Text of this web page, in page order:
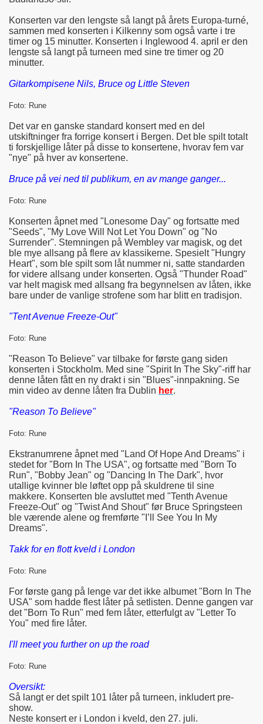
Konserten var den lengste så langt på årets Europa-turné,
sammen med konserten i Kilkenny som også varte i tre
timer og 15 minutter. Konserten i Inglewood 4. april er den
lengste så langt på turneen med sine tre timer og 20
minutter.
Gitarkompisene Nils, Bruce og Little Steven
Foto: Rune
Det var en ganske standard konsert med en del
utskiftninger fra forrige konsert i Bergen. Det ble spilt totalt
ti forskjellige låter på disse to konsertene, hvorav fem var
"nye" på hver av konsertene.
Bruce på vei ned til publikum, en av mange ganger...
Foto: Rune
Konserten åpnet med "Lonesome Day" og fortsatte med
"Seeds", "My Love Will Not Let You Down" og "No
Surrender". Stemningen på Wembley var magisk, og det
ble mye allsang på flere av klassikerne. Spesielt "Hungry
Heart", som ble spilt som låt nummer ni, satte standarden
for videre allsang under konserten. Også "Thunder Road"
var helt magisk med allsang fra begynnelsen av låten, ikke
bare under de vanlige strofene som har blitt en tradisjon.
"Tent Avenue Freeze-Out"
Foto: Rune
"Reason To Believe" var tilbake for første gang siden
konserten i Stockholm. Med sine "Spirit In The Sky"-riff har
denne låten fått en ny drakt i sin "Blues"-innpakning. Se
min video av denne låten fra Dublin her.
"Reason To Believe"
Foto: Rune
Ekstranumrene åpnet med "Land Of Hope And Dreams" i
stedet for "Born In The USA", og fortsatte med "Born To
Run", "Bobby Jean" og "Dancing In The Dark", hvor
utallige kvinner ble løftet opp på skuldrene til sine
makkere. Konserten ble avsluttet med "Tenth Avenue
Freeze-Out" og "Twist And Shout" før Bruce Springsteen
ble værende alene og fremførte "I’ll See You In My
Dreams".
Takk for en flott kveld i London
Foto: Rune
For første gang på lenge var det ikke albumet "Born In The
USA" som hadde flest låter på setlisten. Denne gangen var
det "Born To Run" med fem låter, etterfulgt av "Letter To
You" med fire låter.
I'll meet you further on up the road
Foto: Rune
Oversikt:
Så langt er det spilt 101 låter på turneen, inkludert pre-
show.
Neste konsert er i London i kveld, den 27. juli.